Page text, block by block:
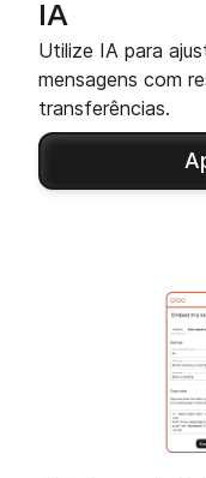
IA
Utilize IA para
mensagens com
transferências.